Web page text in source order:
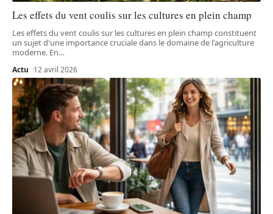
Les effets du vent coulis sur les cultures en plein champ
Les effets du vent coulis sur les cultures en plein champ constituent
un sujet d'une importance cruciale dans le domaine de l'agriculture
moderne. En…
Actu 12 avril 2026